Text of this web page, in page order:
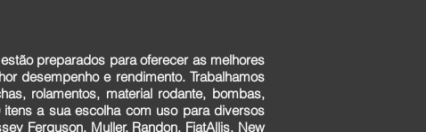
preparados para oferecer as melhores
desempenho e rendimento. Trabalhamos
rolamentos, material rodante, bombas,
a sua escolha com uso para diversos
Ferguson, Muller, Randon, FiatAllis, New